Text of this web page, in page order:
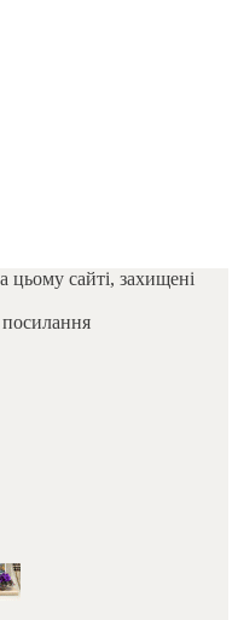
цьому сайті, захищені
посилання